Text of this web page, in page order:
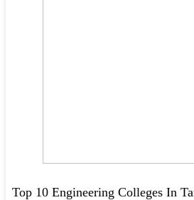
Top 10 Engineering Colleges In